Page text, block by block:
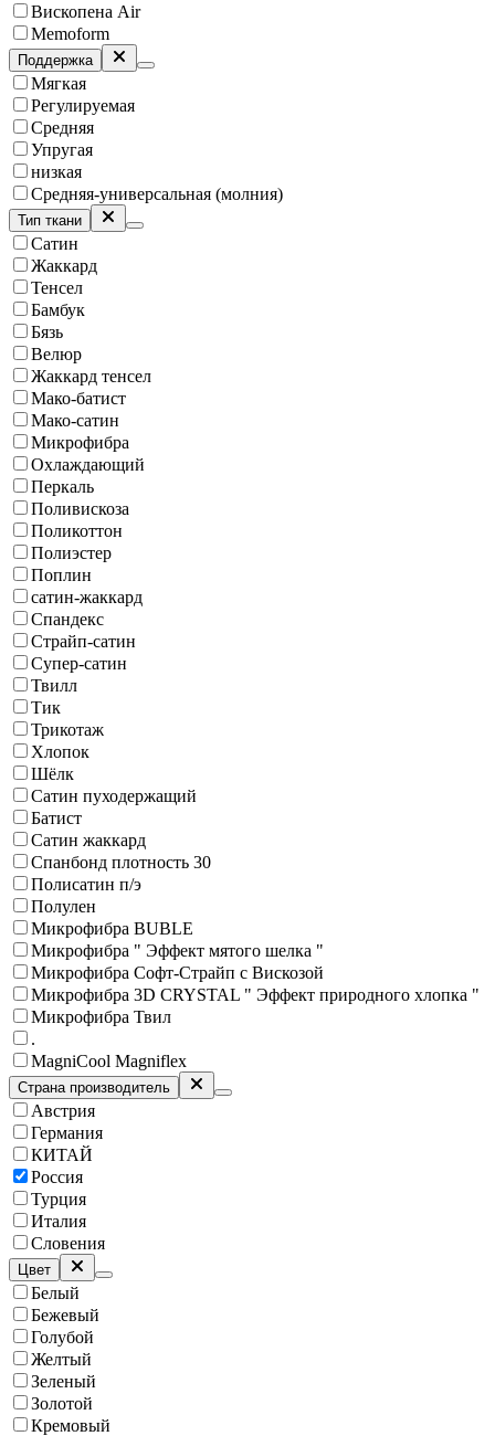
Вископена Air
Memoform
Поддержка
Мягкая
Регулируемая
Средняя
Упругая
низкая
Средняя-универсальная (молния)
Тип ткани
Сатин
Жаккард
Тенсел
Бамбук
Бязь
Велюр
Жаккард тенсел
Мако-батист
Мако-сатин
Микрофибра
Охлаждающий
Перкаль
Поливискоза
Поликоттон
Полиэстер
Поплин
сатин-жаккард
Спандекс
Страйп-сатин
Супер-сатин
Твилл
Тик
Трикотаж
Хлопок
Шёлк
Сатин пуходержащий
Батист
Сатин жаккард
Спанбонд плотность 30
Полисатин п/э
Полулен
Микрофибра BUBLE
Микрофибра " Эффект мятого шелка "
Микрофибра Софт-Страйп с Вискозой
Микрофибра 3D CRYSTAL " Эффект природного хлопка "
Микрофибра Твил
.
MagniCool Magniflex
Страна производитель
Австрия
Германия
КИТАЙ
Россия
Турция
Италия
Словения
Цвет
Белый
Бежевый
Голубой
Желтый
Зеленый
Золотой
Кремовый